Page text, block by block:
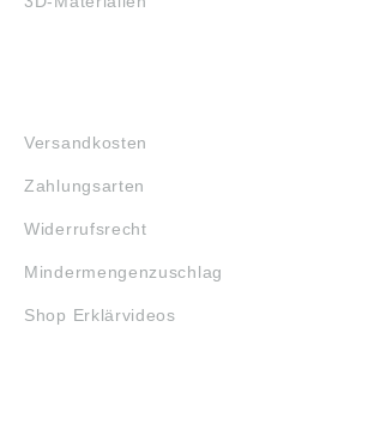
Versandkosten
Zahlungsarten
Widerrufsrecht
Mindermengenzuschlag
Shop Erklärvideos